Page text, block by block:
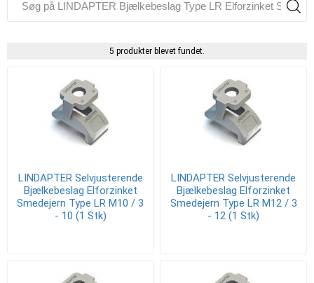
5 produkter blevet fundet.
LINDAPTER Selvjusterende
Bjælkebeslag Elforzinket
Smedejern Type LR M10 / 3
- 10 (1 Stk)
LINDAPTER Selvjusterende
Bjælkebeslag Elforzinket
Smedejern Type LR M12 / 3
- 12 (1 Stk)